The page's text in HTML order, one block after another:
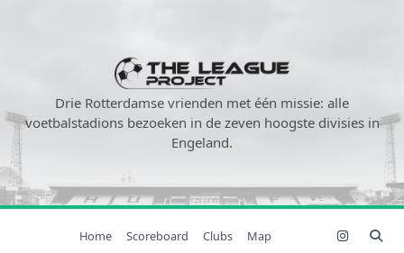
Drie Rotterdamse vrienden met één missie: alle
voetbalstadions bezoeken in de zeven hoogste divisies in
Engeland.
Home Scoreboard Clubs Map